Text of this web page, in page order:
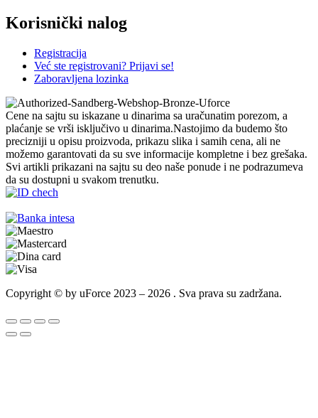
Korisnički nalog
Registracija
Već ste registrovani? Prijavi se!
Zaboravljena lozinka
Cene na sajtu su iskazane u dinarima sa uračunatim porezom, a
plaćanje se vrši isključivo u dinarima.Nastojimo da budemo što
precizniji u opisu proizvoda, prikazu slika i samih cena, ali ne
možemo garantovati da su sve informacije kompletne i bez grešaka.
Svi artikli prikazani na sajtu su deo naše ponude i ne podrazumeva
da su dostupni u svakom trenutku.
Copyright © by uForce 2023 – 2026 . Sva prava su zadržana.